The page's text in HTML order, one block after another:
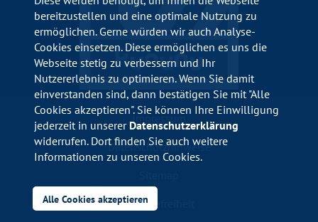
Impressum
Datenschutzhinweise
Barrierefreiheit
bereitzustellen und eine optimale Nutzung zu
ermöglichen. Gerne würden wir auch Analyse-
Cookies einsetzen. Diese ermöglichen es uns die
Webseite stetig zu verbessern und Ihr
Nutzererlebnis zu optimieren. Wenn Sie damit
einverstanden sind, dann bestätigen Sie mit "Alle
Cookies akzeptieren". Sie können Ihre Einwilligung
jederzeit in unserer Datenschutzerklärung
widerrufen. Dort finden Sie auch weitere
Informationen zu unseren Cookies.
Alle Cookies akzeptieren